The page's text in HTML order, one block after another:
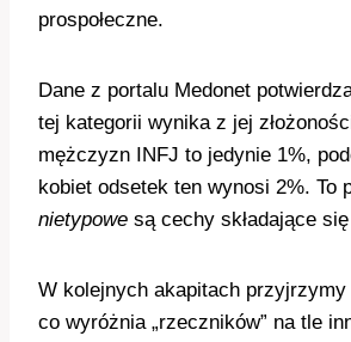
prospołeczne.
Dane z portalu Medonet
tej kategorii wynika z jej
mężczyzn INFJ to jedynie 1%,
kobiet odsetek ten wynosi 2%. To
nietypowe są cechy składające
W kolejnych akapitach przyjrzymy
co wyróżnia „rzeczników” na tle